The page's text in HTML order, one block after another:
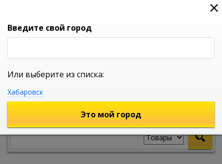
0
УНИВЕРСАЛЬНЫЙ ИНТЕРНЕТ МАГАЗИН
Введите свой город
Или выберите из списка:
Хабаровск
Это мой город